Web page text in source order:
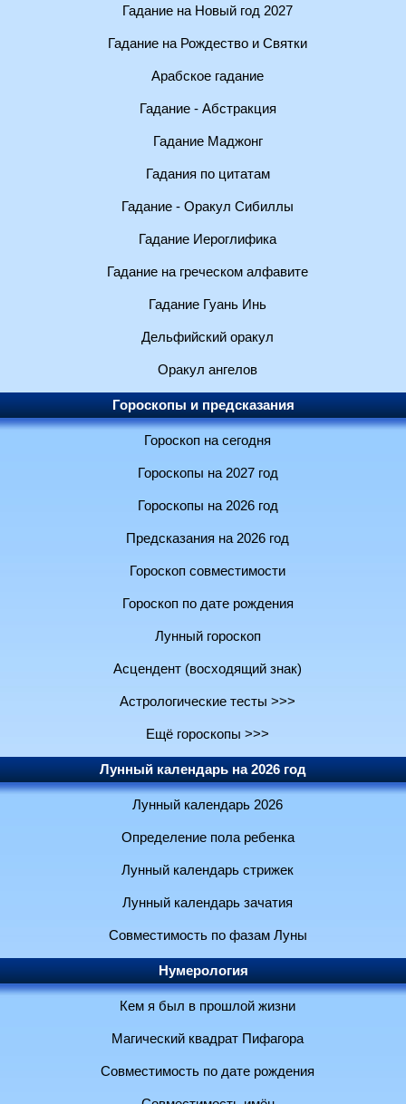
Гадание на Новый год 2027
Гадание на Рождество и Святки
Арабское гадание
Гадание - Абстракция
Гадание Маджонг
Гадания по цитатам
Гадание - Оракул Сибиллы
Гадание Иероглифика
Гадание на греческом алфавите
Гадание Гуань Инь
Дельфийский оракул
Оракул ангелов
Гороскопы и предсказания
Гороскоп на сегодня
Гороскопы на 2027 год
Гороскопы на 2026 год
Предсказания на 2026 год
Гороскоп совместимости
Гороскоп по дате рождения
Лунный гороскоп
Асцендент (восходящий знак)
Астрологические тесты >>>
Ещё гороскопы >>>
Лунный календарь на 2026 год
Лунный календарь 2026
Определение пола ребенка
Лунный календарь стрижек
Лунный календарь зачатия
Совместимость по фазам Луны
Нумерология
Кем я был в прошлой жизни
Магический квадрат Пифагора
Совместимость по дате рождения